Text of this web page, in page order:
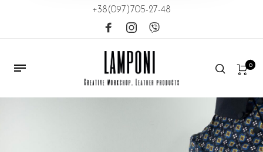
+38(097)705-27-48
0